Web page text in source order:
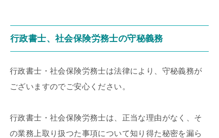
行政書士、社会保険労務士の守秘義務
行政書士・社会保険労務士は法律により、守秘義務が
ございますのでご安心ください。
行政書士・社会保険労務士は、正当な理由がなく、そ
の業務上取り扱つた事項について知り得た秘密を漏ら